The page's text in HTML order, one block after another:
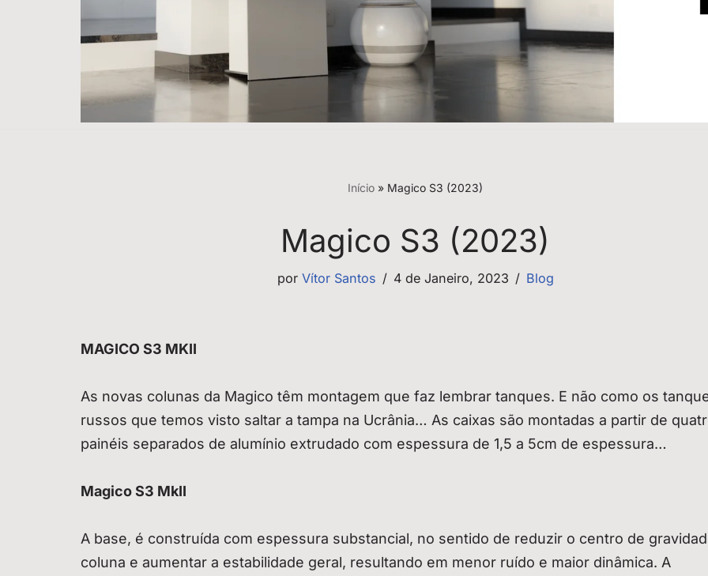
Início » Magico S3 (2023)
Magico S3 (2023)
por Vítor Santos 4 de Janeiro, 2023 Blog
MAGICO S3 MKII
As novas colunas da Magico têm montagem que faz lembrar tanques. E não como os
russos que temos visto saltar a tampa na Ucrânia… As caixas são montadas a partir de
painéis separados de alumínio extrudado com espessura de 1,5 a 5cm de espessura…
Magico S3 MkII
A base, é construída com espessura substancial, no sentido de reduzir o centro de
coluna e aumentar a estabilidade geral, resultando em menor ruído e maior dinâmica. A